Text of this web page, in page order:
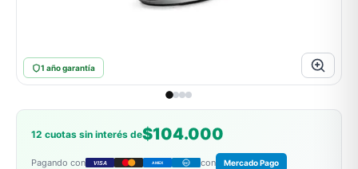
1 año garantía
12 cuotas sin interés de$104.000
Pagando con VISA AMEX DC con Mercado Pago